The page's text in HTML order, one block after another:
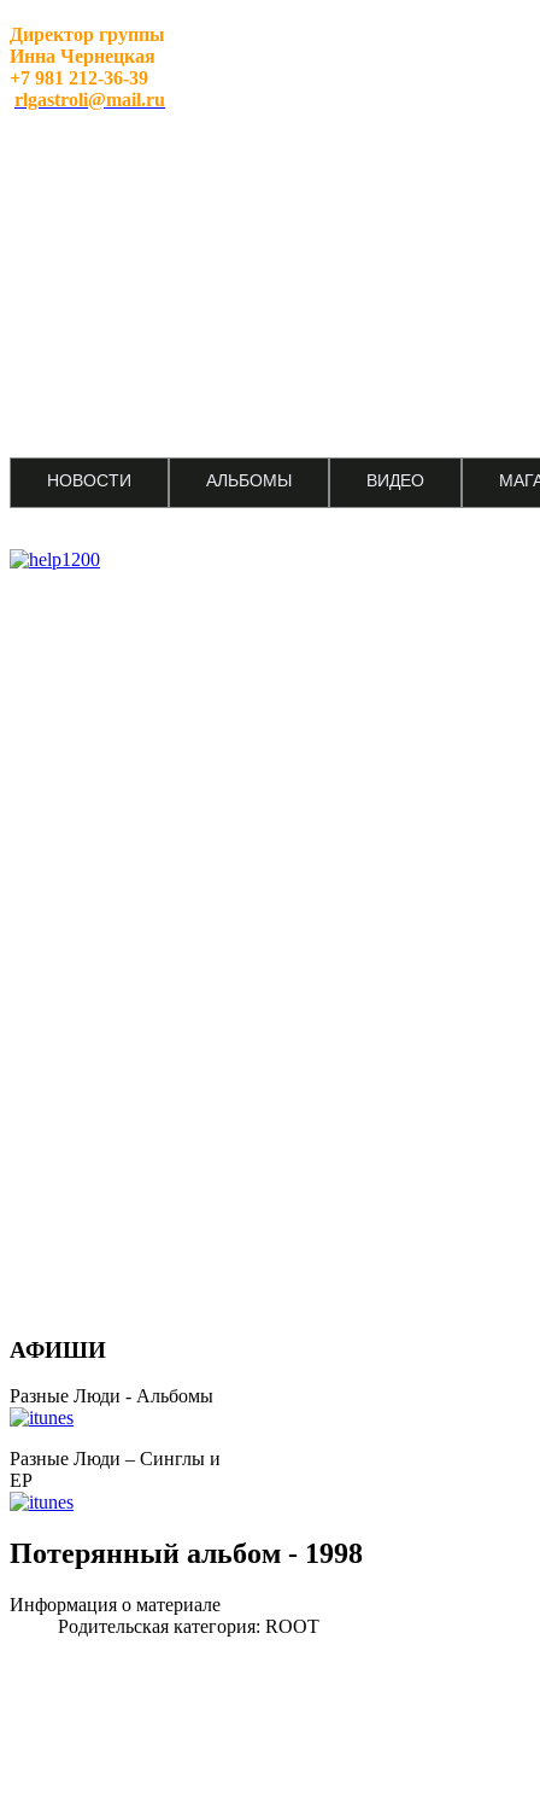
Директор группы
Инна Чернецкая
+7 981 212-36-39
rlgastroli@mail.ru
НОВОСТИ АЛЬБОМЫ ВИДЕО
АФИШИ
Разные Люди - Альбомы
Разные Люди – Синглы и
EP
Потерянный альбом - 1998
Информация о материале
Родительская категория: ROOT